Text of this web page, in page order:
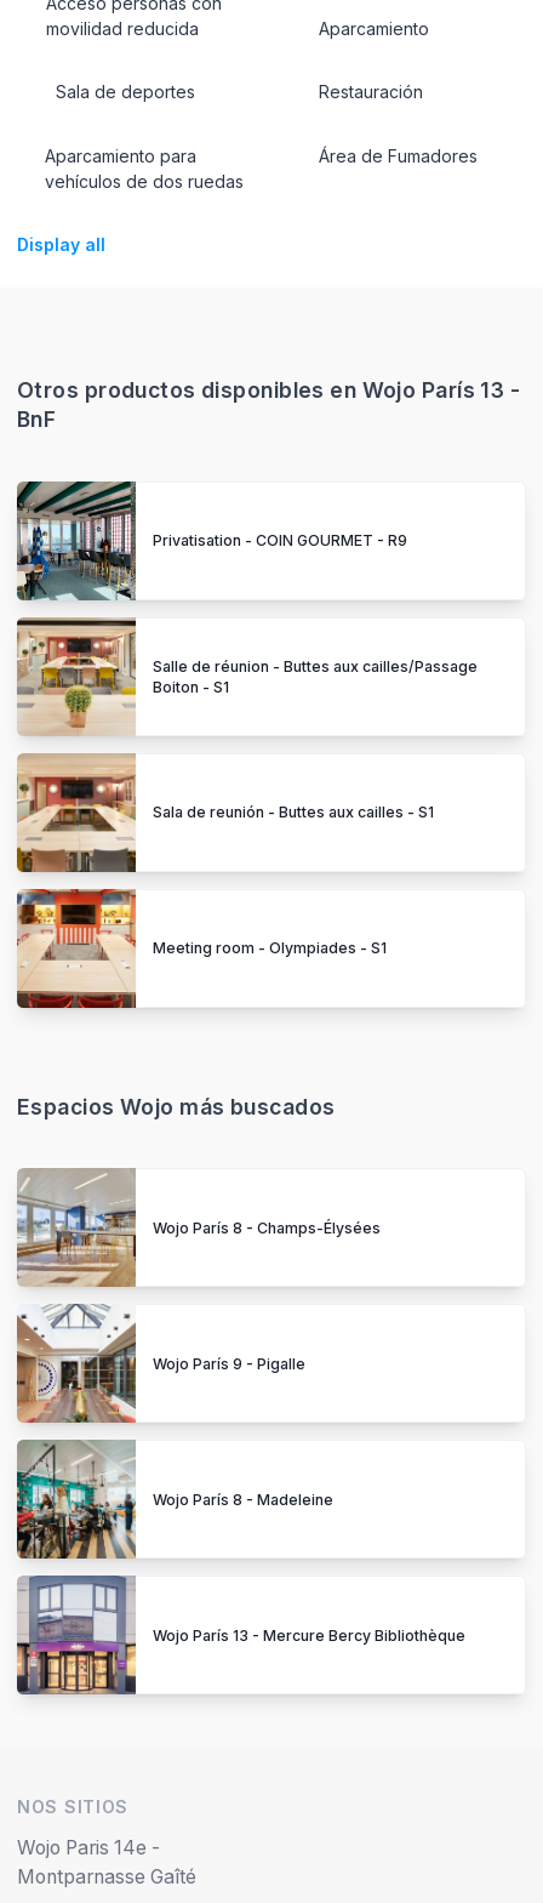
movilidad reducida
Sala de deportes
Aparcamiento para
vehículos de dos ruedas
Aparcamiento
Restauración
Área de Fumadores
Display all
Otros productos disponibles en Wojo París 13 -
BnF
Privatisation - COIN GOURMET - R9
Salle de réunion - Buttes aux cailles/Passage
Boiton - S1
Sala de reunión - Buttes aux cailles - S1
Meeting room - Olympiades - S1
Espacios Wojo más buscados
Wojo París 8 - Champs-Élysées
Wojo París 9 - Pigalle
Wojo París 8 - Madeleine
Wojo París 13 - Mercure Bercy Bibliothèque
NOS SITIOS
Wojo Paris 14e -
Montparnasse Gaîté